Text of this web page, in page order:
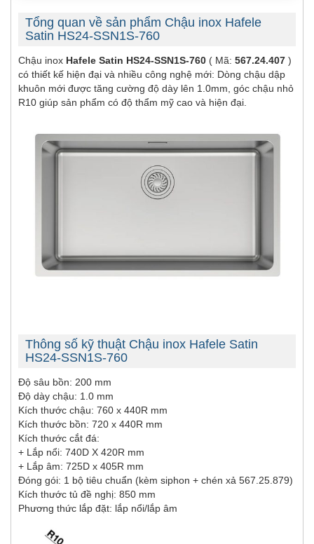
Tổng quan về sản phẩm Chậu inox Hafele
Satin HS24-SSN1S-760
Chậu inox Hafele Satin HS24-SSN1S-760 ( Mã: 567.24.407 )
có thiết kế hiện đại và nhiều công nghệ mới: Dòng chậu dập
khuôn mới được tăng cường độ dày lên 1.0mm, góc chậu nhỏ
R10 giúp sản phẩm có độ thẩm mỹ cao và hiện đại.
Thông số kỹ thuật Chậu inox Hafele Satin
HS24-SSN1S-760
Độ sâu bồn: 200 mm
Độ dày chậu: 1.0 mm
Kích thước chậu: 760 x 440R mm
Kích thước bồn: 720 x 440R mm
Kích thước cắt đá:
+ Lắp nổi: 740D X 420R mm
+ Lắp âm: 725D x 405R mm
Đóng gói: 1 bộ tiêu chuẩn (kèm siphon + chén xả 567.25.879)
Kích thước tủ đề nghị: 850 mm
Phương thức lắp đặt: lắp nổi/lắp âm